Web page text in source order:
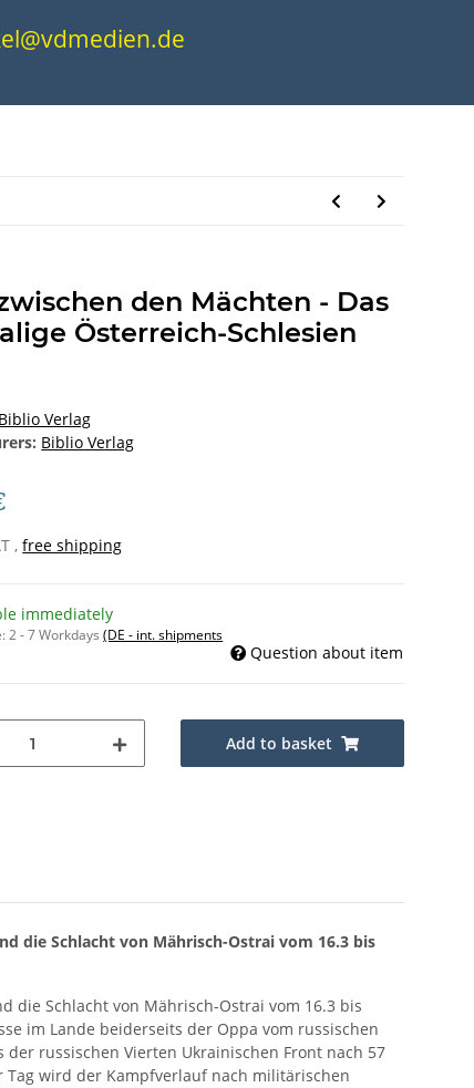
den Mächten - Das
Österreich-Schlesien
Biblio Verlag
Biblio Verlag
,free shipping
immediately
2 - 7 Workdays(DE - int. shipments
Question about item
Add to basket
die Schlacht von Mährisch-Ostrai vom 16.3 bis
die Schlacht von Mährisch-Ostrai vom 16.3 bis
im Lande beiderseits der Oppa vom russischen
russischen Vierten Ukrainischen Front nach 57
Tag wird der Kampfverlauf nach militärischen